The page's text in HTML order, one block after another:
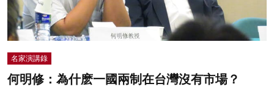
名家演講錄
何明修：為什麽一國兩制在台灣沒有市場？